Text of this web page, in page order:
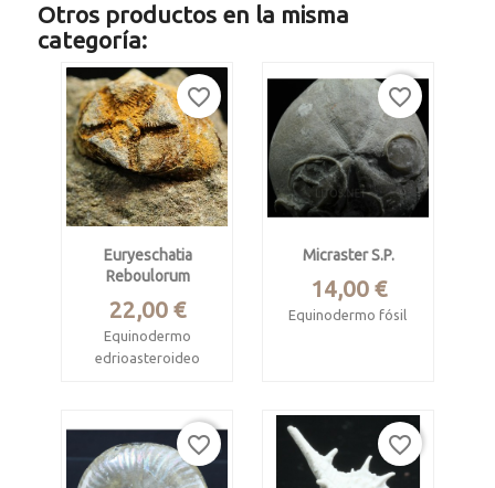
Otros productos en la misma
categoría:
Euryeschatia
Reboulorum
Precio
22,00 €
Equinodermo
edrioasteroideo
Formación
Tiouririne
favorite_border
Micraster S.p.
Precio
14,00 €
Equinodermo fósil
Cantabria
Mide 4.7 x 4.5 cm y
3.7 cm de alto.
favorite_border
favorite_border favorite_border